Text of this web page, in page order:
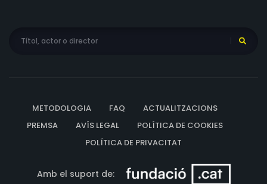
METODOLOGIA FAQ
ACTUALITZACIONS
PREMSA
AVÍS LEGAL
POLÍTICA DE COOKIES
POLÍTICA DE PRIVACITAT
Amb el suport de: